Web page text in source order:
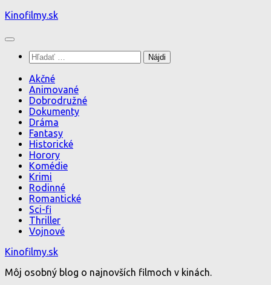
Preskočiť
obsah
Kinofilmy.sk
Hľadať:
Akčné
Animované
Dobrodružné
Dokumenty
Dráma
Fantasy
Historické
Horory
Komédie
Krimi
Rodinné
Romantické
Sci-fi
Thriller
Vojnové
Kinofilmy.sk
Môj osobný blog o najnovších filmoch v kinách.